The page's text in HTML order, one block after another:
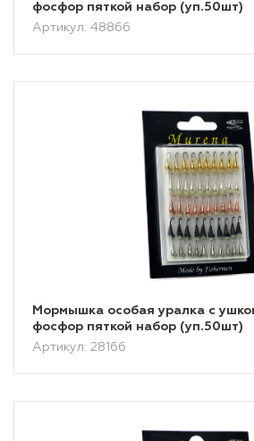
фосфор пяткой набор (уп.50шт)
Артикул: 48866
Мормышка особая уралка с
фосфор пяткой набор (уп.50шт)
Артикул: 28166